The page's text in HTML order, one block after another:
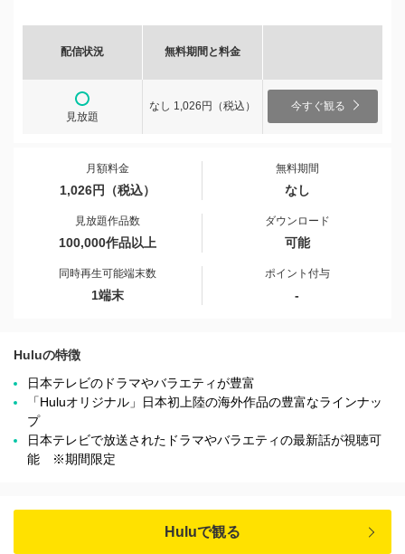
配信状況 無料期間と料金
見放題
なし 1,026円（税込） 今すぐ観る
月額料金
1,026円（税込）
無料期間
なし
見放題作品数
100,000作品以上
ダウンロード
可能
同時再生可能端末数
1端末
ポイント付与
-
Huluの特徴
日本テレビのドラマやバラエティが豊富
「Huluオリジナル」日本初上陸の海外作品の豊富なラインナッ
プ
日本テレビで放送されたドラマやバラエティの最新話が視聴可
能 ※期間限定
Huluで観る